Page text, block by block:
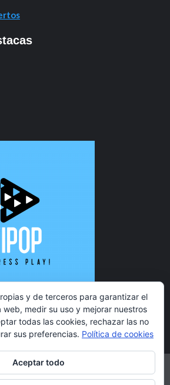
TwitterInstagramFacebookYouTube
y de terceros para garantizar el
medir su uso y mejorar nuestros
todas las cookies, rechazar las no
sus preferencias. Política de cookies
Aceptar todo